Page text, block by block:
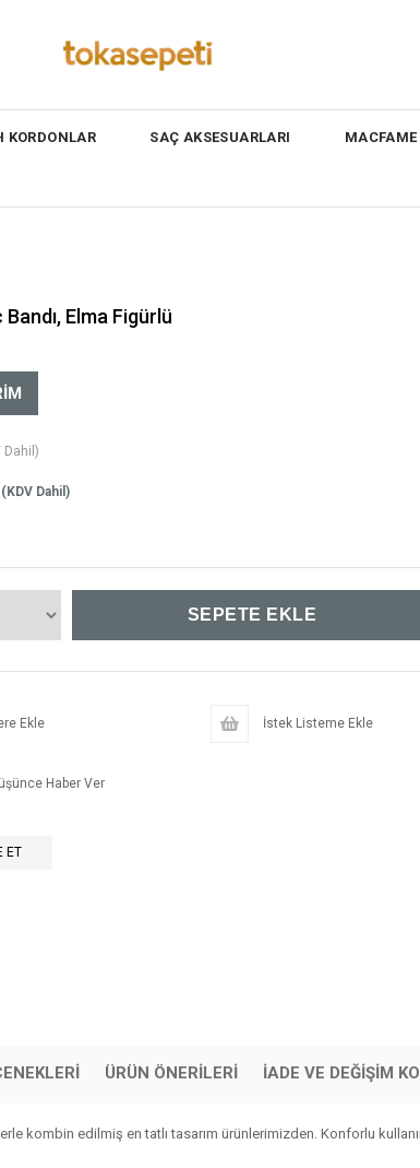
KORDONLAR SAÇ AKSESUARLARI
Elma Figürlü
Dahil)
(KDV Dahil)
Ekle İstek Listeme Ekle
Haber Ver
ET
ÜRÜN ÖNERILERI İADE VE DEĞİŞİM
kombin edilmiş en tatlı tasarım ürünlerimizden. Konforlu